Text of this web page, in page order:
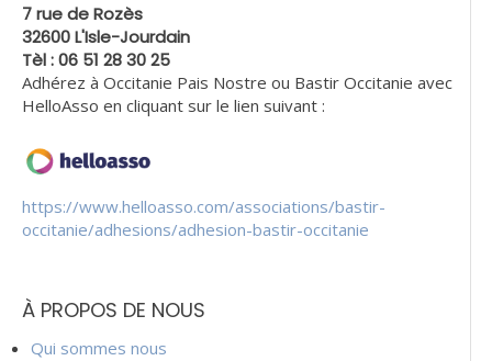
7 rue de Rozès
32600 L'Isle-Jourdain
Tèl : 06 51 28 30 25
Adhérez à Occitanie Pais Nostre ou Bastir Occitanie avec
HelloAsso en cliquant sur le lien suivant :
https://www.helloasso.com/associations/bastir-
occitanie/adhesions/adhesion-bastir-occitanie
À PROPOS DE NOUS
Qui sommes nous